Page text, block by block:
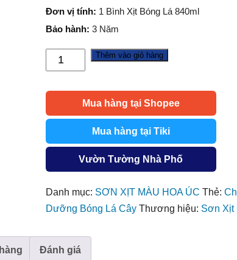
Đơn vị tính: 1 Bình Xịt Bóng Lá 840ml
Bảo hành: 3 Năm
Bóng
Lá
LEAFSHINE
840ml
Koch
Co
Từ
Úc
lượng
Thêm vào giỏ hàng
Mua hàng tại Shopee
Mua hàng tại Tiki
Vườn Tường Nhà Phố
Danh mục: SƠN XỊT MÀU HOA ÚC Thẻ:
Dưỡng Bóng Lá Cây Thương hiệu: Sơn Xịt
Đánh giá